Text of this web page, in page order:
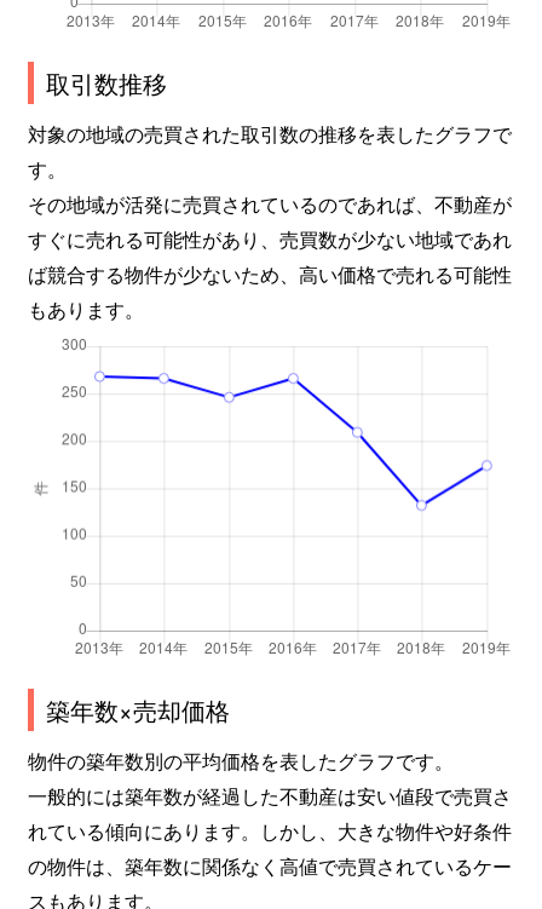
取引数推移
対象の地域の売買された取引数の推移を表したグラフで
す。
その地域が活発に売買されているのであれば、不動産が
すぐに売れる可能性があり、売買数が少ない地域であれ
ば競合する物件が少ないため、高い価格で売れる可能性
もあります。
築年数×売却価格
物件の築年数別の平均価格を表したグラフです。
一般的には築年数が経過した不動産は安い値段で売買さ
れている傾向にあります。しかし、大きな物件や好条件
の物件は、築年数に関係なく高値で売買されているケー
スもあります。